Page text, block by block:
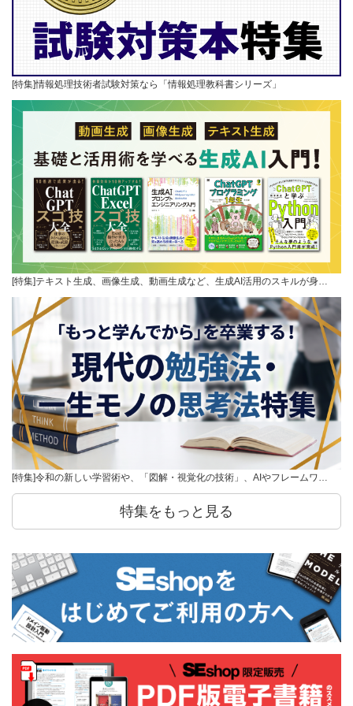
[特集]情報処理技術者試験対策なら「情報処理教科書シリーズ」
[特集]テキスト生成、画像生成、動画生成など、生成AI活用のスキルが身…
[特集]令和の新しい学習術や、「図解・視覚化の技術」、AIやフレームワ…
特集をもっと見る